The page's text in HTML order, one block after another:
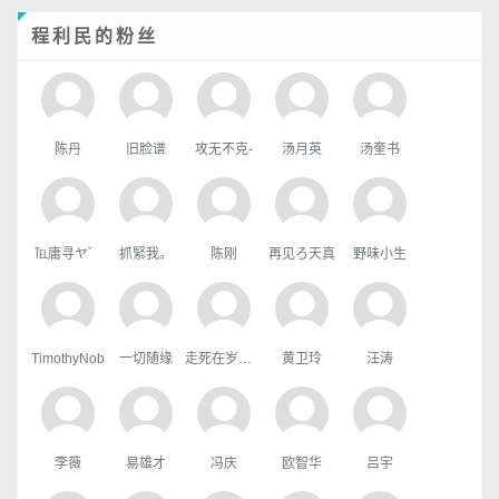
程利民的粉丝
陈丹 旧脸谱 攻无不克- 汤月英 汤奎书
℡庸寻ヤ゛ 抓緊我。 陈刚 再见ろ天真 野味小生
TimothyNob 一切随缘 黄卫玲 汪涛
李薇 易雄才 冯庆 欧智华 吕宇